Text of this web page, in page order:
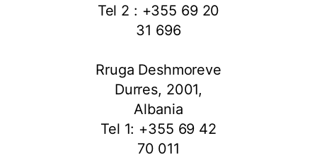
Tel 2 : +355 69 20
31 696
Rruga Deshmoreve
Durres, 2001,
Albania
Tel 1: +355 69 42
70 011